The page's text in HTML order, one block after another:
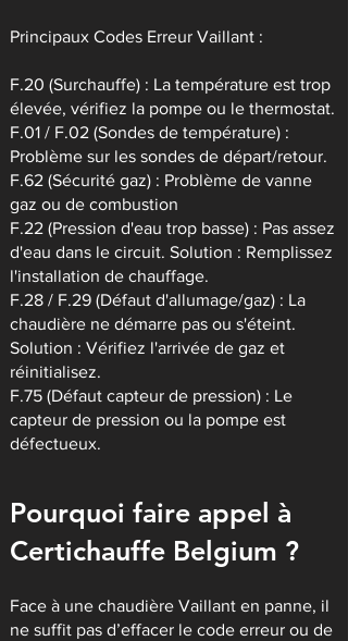
Principaux Codes Erreur Vaillant :
F.20 (Surchauffe) : La température est trop
élevée, vérifiez la pompe ou le thermostat.
F.01 / F.02 (Sondes de température) :
Problème sur les sondes de départ/retour.
F.62 (Sécurité gaz) : Problème de vanne
gaz ou de combustion
F.22 (Pression d'eau trop basse) : Pas assez
d'eau dans le circuit. Solution : Remplissez
l'installation de chauffage.
F.28 / F.29 (Défaut d'allumage/gaz) : La
chaudière ne démarre pas ou s'éteint.
Solution : Vérifiez l'arrivée de gaz et
réinitialisez.
F.75 (Défaut capteur de pression) : Le
capteur de pression ou la pompe est
défectueux.
Pourquoi faire appel à
Certichauffe Belgium ?
Face à une chaudière Vaillant en panne, il
ne suffit pas d’effacer le code erreur ou de